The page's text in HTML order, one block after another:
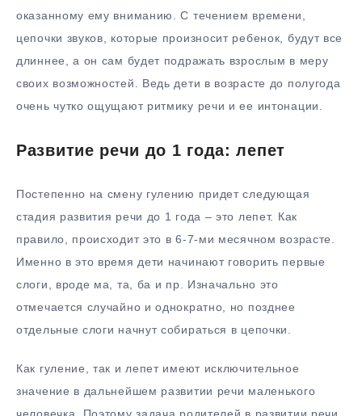
оказанному ему вниманию. С течением времени,
цепочки звуков, которые произносит ребенок, будут все
длиннее, а он сам будет подражать взрослым в меру
своих возможностей. Ведь дети в возрасте до полугода
очень чутко ощущают ритмику речи и ее интонации.
Развитие речи до 1 года: лепет
Постепенно на смену гулению придет следующая
стадия развития речи до 1 года – это лепет. Как
правило, происходит это в 6-7-ми месячном возрасте.
Именно в это время дети начинают говорить первые
слоги, вроде ма, та, ба и пр. Изначально это
отмечается случайно и однократно, но позднее
отдельные слоги начнут собираться в цепочки.
Как гуление, так и лепет имеют исключительное
значение в дальнейшем развитии речи маленького